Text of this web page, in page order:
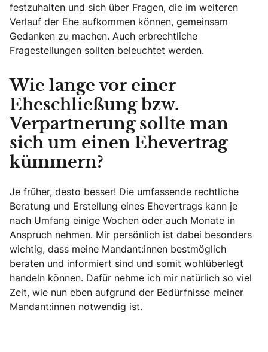
festzuhalten und sich über Fragen, die im weiteren
Verlauf der Ehe aufkommen können, gemeinsam
Gedanken zu machen. Auch erbrechtliche
Fragestellungen sollten beleuchtet werden.
Wie lange vor einer
Eheschließung bzw.
Verpartnerung sollte man
sich um einen Ehevertrag
kümmern?
Je früher, desto besser! Die umfassende rechtliche
Beratung und Erstellung eines Ehevertrags kann je
nach Umfang einige Wochen oder auch Monate in
Anspruch nehmen. Mir persönlich ist dabei besonders
wichtig, dass meine Mandant:innen bestmöglich
beraten und informiert sind und somit wohlüberlegt
handeln können. Dafür nehme ich mir natürlich so viel
Zeit, wie nun eben aufgrund der Bedürfnisse meiner
Mandant:innen notwendig ist.